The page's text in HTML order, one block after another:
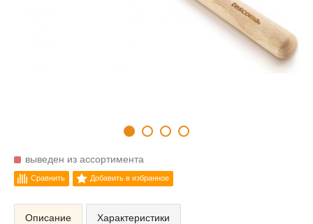
выведен из ассортимента
Сравнить Добавить в избранное
Описание Характеристики